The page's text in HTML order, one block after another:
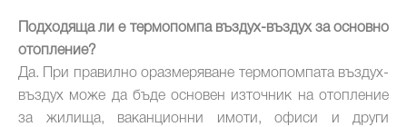
Подходяща ли е термопомпа въздух-въздух за основно
отопление?
Да. При правилно оразмеряване термопомпата въздух-
въздух може да бъде основен източник на отопление
за жилища, ваканционни имоти, офиси и други